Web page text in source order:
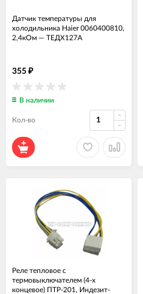
Датчик температуры для
холодильника Haier 0060400810,
2,4кОм — ТЕДХ127А
355 ₽
В наличии
Кол-во
Реле тепловое с
термовыключателем (4-х
концевое) ПТР-201, Индезит-